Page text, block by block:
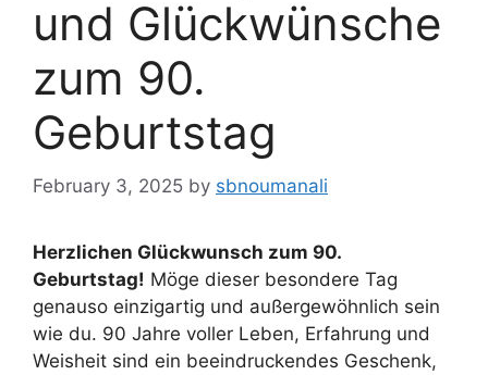
und Glückwünsche
zum 90.
Geburtstag
February 3, 2025 by sbnoumanali
Herzlichen Glückwunsch zum 90.
Geburtstag! Möge dieser besondere Tag
genauso einzigartig und außergewöhnlich sein
wie du. 90 Jahre voller Leben, Erfahrung und
Weisheit sind ein beeindruckendes Geschenk,